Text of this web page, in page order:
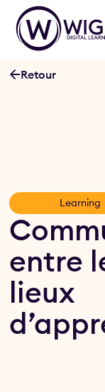
Retour
Learning
entre
lieux